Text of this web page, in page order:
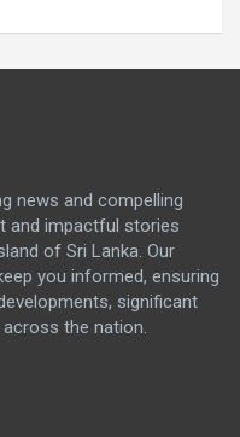
news and compelling
and impactful stories
of Sri Lanka. Our
you informed, ensuring
significant
the nation.